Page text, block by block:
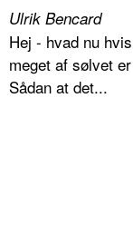
Ulrik Bencard
Hej - hvad nu
meget af sølvet
Sådan at det...